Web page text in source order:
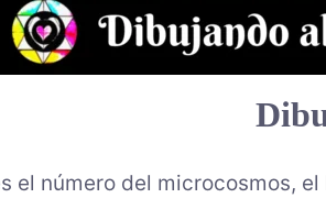
el número del microcosmos,